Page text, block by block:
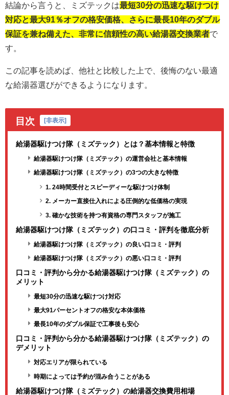
結論から言うと、ミズテックは最短30分の迅速な駆けつけ
対応と最大91％オフの格安価格、さらに最長10年のダブル
保証を兼ね備えた、非常に信頼性の高い給湯器交換業者で
す。
この記事を読めば、他社と比較した上で、後悔のない最適
な給湯器選びができるようになります。
目次 [非表示]
給湯器駆けつけ隊（ミズテック）とは？基本情報と特徴
給湯器駆けつけ隊（ミズテック）の運営会社と基本情報
給湯器駆けつけ隊（ミズテック）の3つの大きな特徴
1. 24時間受付とスピーディーな駆けつけ体制
2. メーカー直接仕入れによる圧倒的な低価格の実現
3. 確かな技術を持つ有資格の専門スタッフが施工
給湯器駆けつけ隊（ミズテック）の口コミ・評判を徹底分析
給湯器駆けつけ隊（ミズテック）の良い口コミ・評判
給湯器駆けつけ隊（ミズテック）の悪い口コミ・評判
口コミ・評判から分かる給湯器駆けつけ隊（ミズテック）の
メリット
最短30分の迅速な駆けつけ対応
最大91パーセントオフの格安な本体価格
最長10年のダブル保証で工事後も安心
口コミ・評判から分かる給湯器駆けつけ隊（ミズテック）の
デメリット
対応エリアが限られている
時期によっては予約が混み合うことがある
給湯器駆けつけ隊（ミズテック）の給湯器交換費用相場